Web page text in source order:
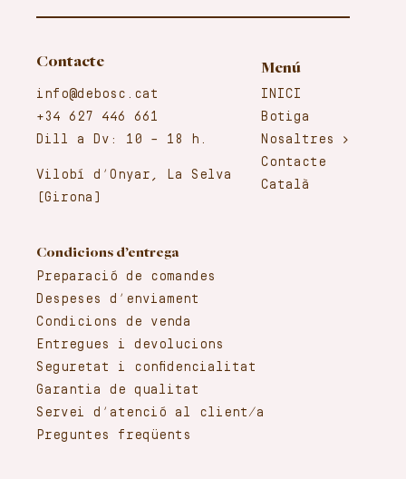
Menú
INICI
Botiga
Nosaltres
Contacte
Català
Contacte
info@debosc.cat
+34 627 446 661
Dill a Dv: 10 – 18 h.
Vilobí d’Onyar, La Selva
(Girona)
Condicions d’entrega
Preparació de comandes
Despeses d’enviament
Condicions de venda
Entregues i devolucions
Seguretat i confidencialitat
Garantia de qualitat
Servei d’atenció al client/a
Preguntes freqüents